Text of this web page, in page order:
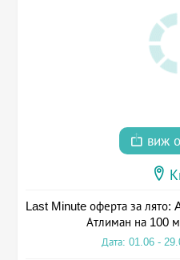
виж
Last Minute оферта за лято:
Атлиман на 100
Дата: 01.06 -